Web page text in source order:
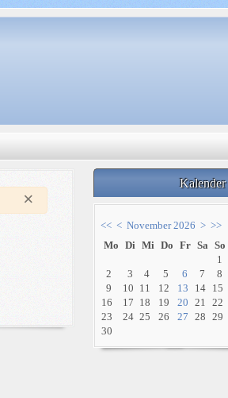
Kalender
<< < November 2026 > >>
Mo Di Mi Do Fr Sa So
1
2
3 4 5 6 7
8
9
10 11 12 13 14
15
16
17 18 19 20 21 22
23
24 25 26 27 28 29
30
×